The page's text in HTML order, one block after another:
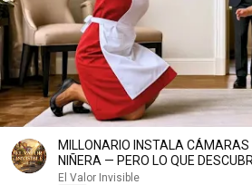
MILLONARIO INSTALA
NIÑERA — PERO LO QUE
PALABRAS
El Valor Invisible